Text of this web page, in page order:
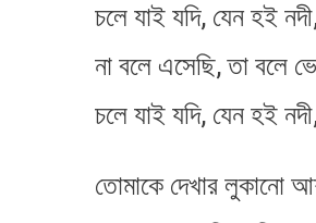
চলে যাই যদি, যেন হই
না বলে এসেছি, তা বলে
চলে যাই যদি, যেন হই
তোমাকে দেখার লুকানো